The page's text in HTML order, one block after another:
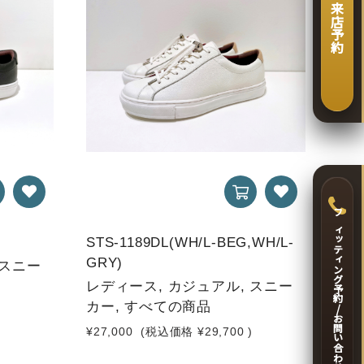
ニー
STS-1189DL(WH/L-BEG,WH/L-
GRY)
レディース, カジュアル, スニー
カー, すべての商品
¥27,000 (税込価格 ¥29,700 ) フィッティング予約/お問い合わせ